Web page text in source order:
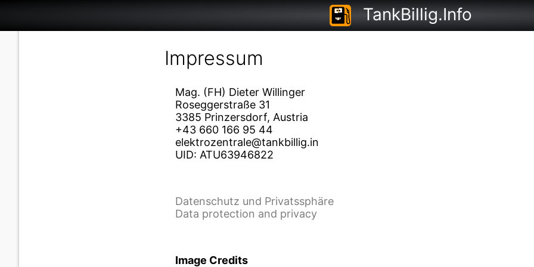
TankBillig.Info
Impressum
Mag. (FH) Dieter Willinger
Roseggerstraße 31
3385 Prinzersdorf, Austria
+43 660 166 95 44
elektrozentrale@tankbillig.in
UID: ATU63946822
Datenschutz und Privatssphäre
Data protection and privacy
Image Credits